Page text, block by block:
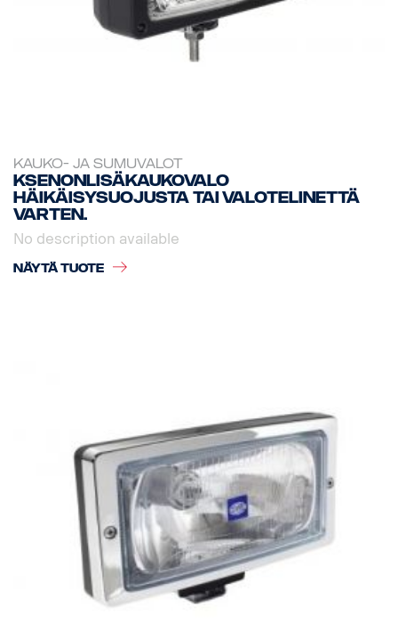
KAUKO- JA SUMUVALOT
Ksenonlisäkaukovalo
häikäisysuojusta tai valotelinettä
varten.
No description available
NÄYTÄ TUOTE